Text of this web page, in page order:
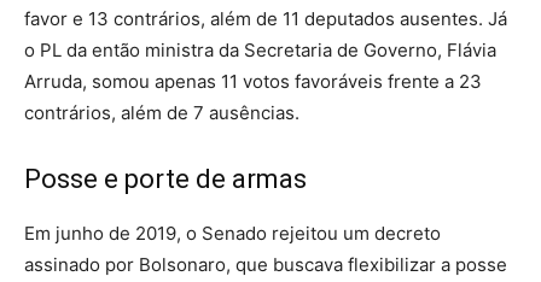
favor e 13 contrários, além de 11 deputados ausentes. Já
o PL da então ministra da Secretaria de Governo, Flávia
Arruda, somou apenas 11 votos favoráveis frente a 23
contrários, além de 7 ausências.
Posse e porte de armas
Em junho de 2019, o Senado rejeitou um decreto
assinado por Bolsonaro, que buscava flexibilizar a posse